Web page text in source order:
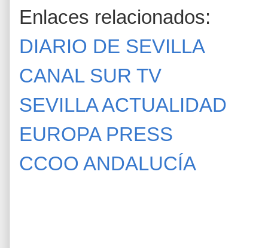
Enlaces relacionados:
DIARIO DE SEVILLA
CANAL SUR TV
SEVILLA ACTUALIDAD
EUROPA PRESS
CCOO ANDALUCÍA